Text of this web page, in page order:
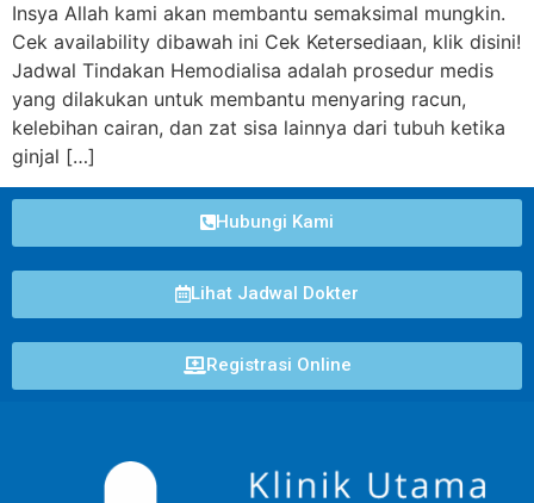
Insya Allah kami akan membantu semaksimal mungkin.
Cek availability dibawah ini Cek Ketersediaan, klik disini!
Jadwal Tindakan Hemodialisa adalah prosedur medis
yang dilakukan untuk membantu menyaring racun,
kelebihan cairan, dan zat sisa lainnya dari tubuh ketika
ginjal […]
Hubungi Kami
Lihat Jadwal Dokter
Registrasi Online